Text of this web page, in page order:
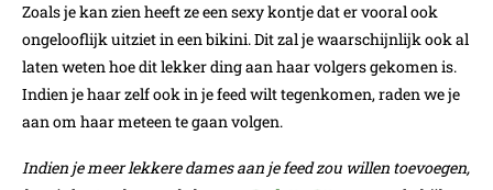
Zoals je kan zien heeft ze een sexy kontje dat er vooral ook
ongelooflijk uitziet in een bikini. Dit zal je waarschijnlijk ook al
laten weten hoe dit lekker ding aan haar volgers gekomen is.
Indien je haar zelf ook in je feed wilt tegenkomen, raden we je
aan om haar meteen te gaan volgen.
Indien je meer lekkere dames aan je feed zou willen toevoegen,